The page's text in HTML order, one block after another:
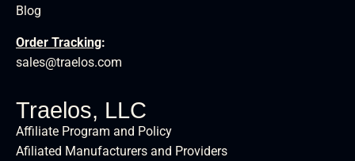
Blog
Order Tracking:
sales@traelos.com
Traelos, LLC
Affiliate Program and Policy
Afiliated Manufacturers and Providers